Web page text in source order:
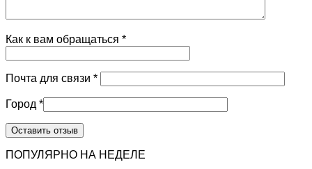
Как к вам обращаться *
Почта для связи *
Город *
ПОПУЛЯРНО НА НЕДЕЛЕ